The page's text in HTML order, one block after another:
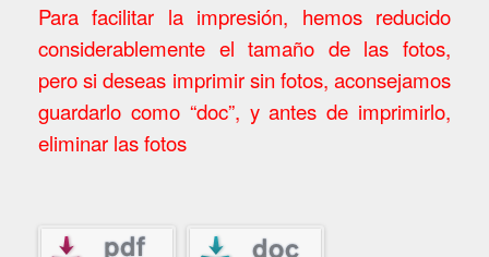
Para facilitar la impresión, hemos reducido
considerablemente el tamaño de las fotos,
pero si deseas imprimir sin fotos, aconsejamos
guardarlo como “doc”, y antes de imprimirlo,
eliminar las fotos